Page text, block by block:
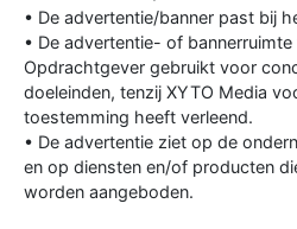
• De advertentie/banner past bij
• De advertentie- of
Opdrachtgever gebruikt voor
doeleinden, tenzij XYTO Media
toestemming heeft verleend.
• De advertentie ziet op de
en op diensten en/of producten
worden aangeboden.